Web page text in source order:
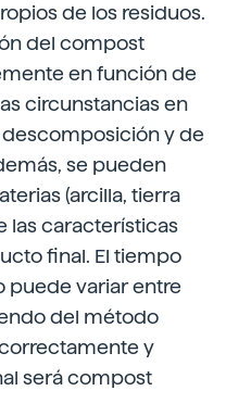
de los residuos.
del compost
en función de
circunstancias en
y de
se pueden
(arcilla, tierra
las características
final. El tiempo
puede variar entre
del método
y
será compost